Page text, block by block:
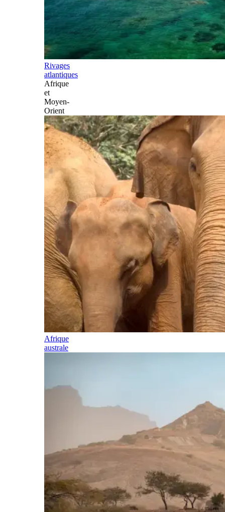
Rivages
atlantiques
Afrique
et
Moyen-
Orient
Afrique
australe